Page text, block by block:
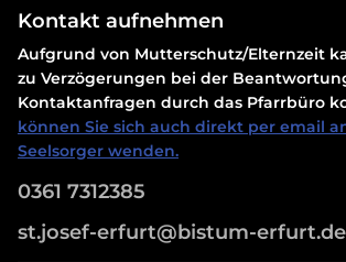
Kontakt aufnehmen
Aufgrund von Mutterschutz/Elternzeit
zu Verzögerungen bei der
Kontaktanfragen durch das Pfarrbüro
können Sie sich auch direkt per email
Seelsorger wenden.
0361 7312385
st.josef-erfurt@bistum-erfurt.de